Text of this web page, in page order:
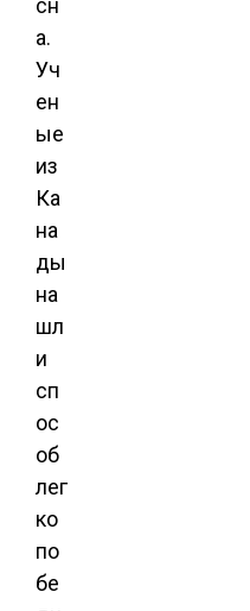
сн
а.
Уч
ен
ые
из
Ка
на
ды
на
шл
и
сп
ос
об
лег
ко
по
бе